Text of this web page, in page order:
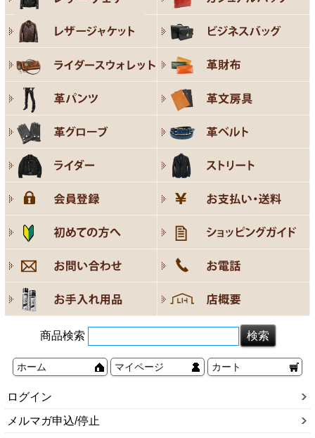
商品検索
ホーム マイページ カート
ログイン
メルマガ申込/停止